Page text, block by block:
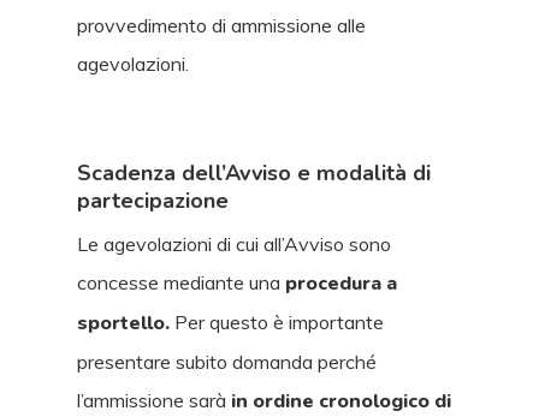
provvedimento di ammissione alle
agevolazioni.
Scadenza dell’Avviso e modalità di
partecipazione
Le agevolazioni di cui all’Avviso sono
concesse mediante una procedura a
sportello. Per questo è importante
presentare subito domanda perché
l’ammissione sarà in ordine cronologico di